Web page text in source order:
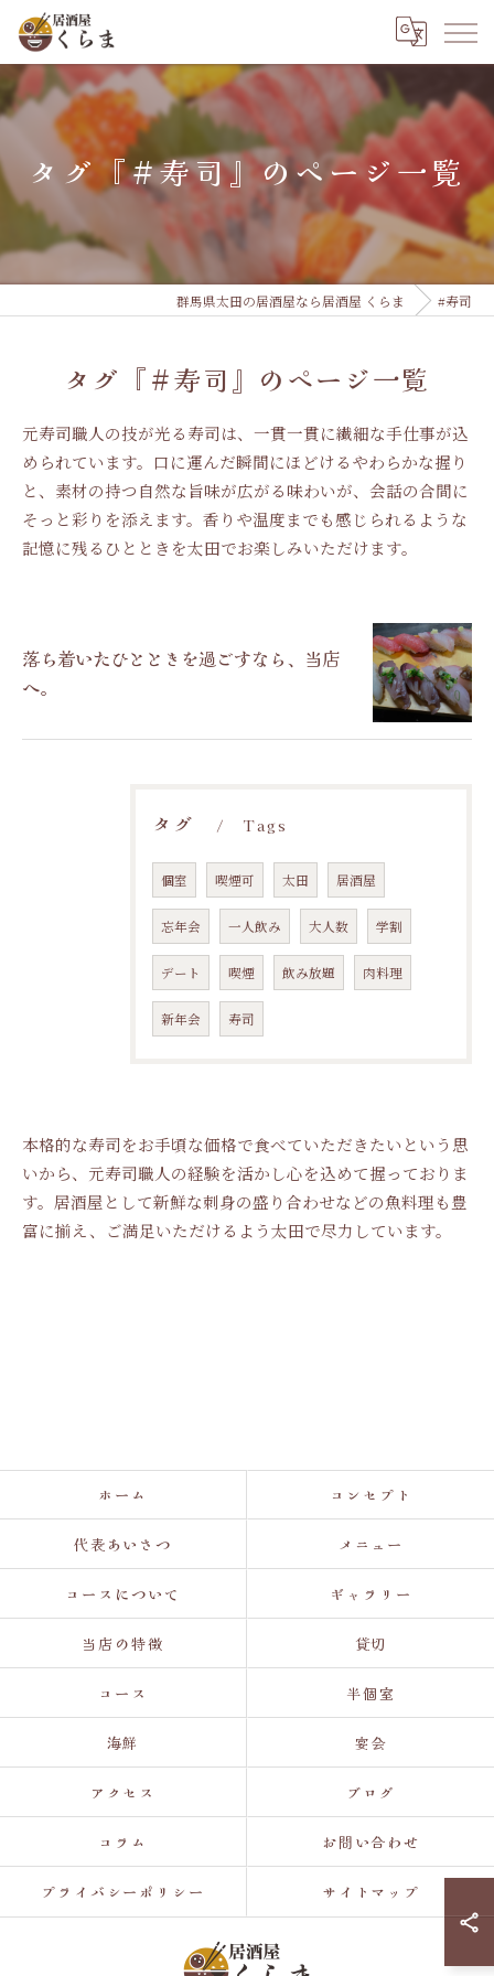
タグ『#寿司』のページ一覧
群馬県太田の居酒屋なら居酒屋 くらま #寿司
タグ『#寿司』のページ一覧
元寿司職人の技が光る寿司は、一貫一貫に繊細な手仕事が込
められています。口に運んだ瞬間にほどけるやわらかな握り
と、素材の持つ自然な旨味が広がる味わいが、会話の合間に
そっと彩りを添えます。香りや温度までも感じられるような
記憶に残るひとときを太田でお楽しみいただけます。
落ち着いたひとときを過ごすなら、当店
へ。
タグ Tags
個室 喫煙可 太田 居酒屋
忘年会 一人飲み 大人数 学割
デート 喫煙 飲み放題 肉料理
新年会 寿司
本格的な寿司をお手頃な価格で食べていただきたいという思
いから、元寿司職人の経験を活かし心を込めて握っておりま
す。居酒屋として新鮮な刺身の盛り合わせなどの魚料理も豊
富に揃え、ご満足いただけるよう太田で尽力しています。
ホーム コンセプト
代表あいさつ メニュー
コースについて ギャラリー
当店の特徴 貸切
コース 半個室
海鮮 宴会
アクセス ブログ
コラム お問い合わせ
プライバシーポリシー サイトマップ